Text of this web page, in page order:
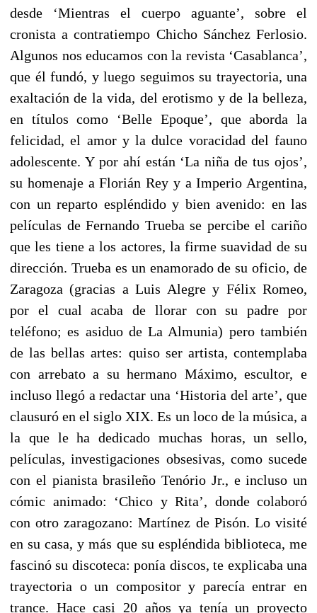
desde ‘Mientras el cuerpo aguante’, sobre el
cronista a contratiempo Chicho Sánchez Ferlosio.
Algunos nos educamos con la revista ‘Casablanca’,
que él fundó, y luego seguimos su trayectoria, una
exaltación de la vida, del erotismo y de la belleza,
en títulos como ‘Belle Epoque’, que aborda la
felicidad, el amor y la dulce voracidad del fauno
adolescente. Y por ahí están ‘La niña de tus ojos’,
su homenaje a Florián Rey y a Imperio Argentina,
con un reparto espléndido y bien avenido: en las
películas de Fernando Trueba se percibe el cariño
que les tiene a los actores, la firme suavidad de su
dirección. Trueba es un enamorado de su oficio, de
Zaragoza (gracias a Luis Alegre y Félix Romeo,
por el cual acaba de llorar con su padre por
teléfono; es asiduo de La Almunia) pero también
de las bellas artes: quiso ser artista, contemplaba
con arrebato a su hermano Máximo, escultor, e
incluso llegó a redactar una ‘Historia del arte’, que
clausuró en el siglo XIX. Es un loco de la música, a
la que le ha dedicado muchas horas, un sello,
películas, investigaciones obsesivas, como sucede
con el pianista brasileño Tenório Jr., e incluso un
cómic animado: ‘Chico y Rita’, donde colaboró
con otro zaragozano: Martínez de Pisón. Lo visité
en su casa, y más que su espléndida biblioteca, me
fascinó su discoteca: ponía discos, te explicaba una
trayectoria o un compositor y parecía entrar en
trance. Hace casi 20 años ya tenía un proyecto